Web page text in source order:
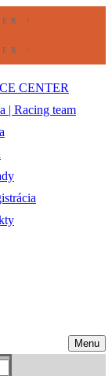
!
!
CENTER
| Racing team
Menu